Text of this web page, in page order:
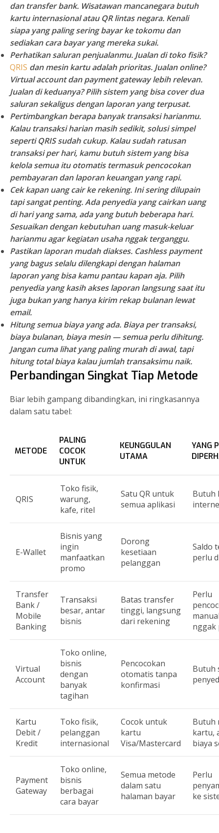
dan transfer bank. Wisatawan mancanegara butuh
kartu internasional atau QR lintas negara. Kenali
siapa yang paling sering bayar ke tokomu dan
sediakan cara bayar yang mereka sukai.
Perhatikan saluran penjualanmu. Jualan di toko fisik?
QRIS dan mesin kartu adalah prioritas. Jualan online?
Virtual account dan payment gateway lebih relevan.
Jualan di keduanya? Pilih sistem yang bisa cover dua
saluran sekaligus dengan laporan yang terpusat.
Pertimbangkan berapa banyak transaksi harianmu.
Kalau transaksi harian masih sedikit, solusi simpel
seperti QRIS sudah cukup. Kalau sudah ratusan
transaksi per hari, kamu butuh sistem yang bisa
kelola semua itu otomatis termasuk pencocokan
pembayaran dan laporan keuangan yang rapi.
Cek kapan uang cair ke rekening. Ini sering dilupain
tapi sangat penting. Ada penyedia yang cairkan uang
di hari yang sama, ada yang butuh beberapa hari.
Sesuaikan dengan kebutuhan uang masuk-keluar
harianmu agar kegiatan usaha nggak terganggu.
Pastikan laporan mudah diakses. Cashless payment
yang bagus selalu dilengkapi dengan halaman
laporan yang bisa kamu pantau kapan aja. Pilih
penyedia yang kasih akses laporan langsung saat itu
juga bukan yang hanya kirim rekap bulanan lewat
email.
Hitung semua biaya yang ada. Biaya per transaksi,
biaya bulanan, biaya mesin — semua perlu dihitung.
Jangan cuma lihat yang paling murah di awal, tapi
hitung total biaya kalau jumlah transaksimu naik.
Perbandingan Singkat Tiap Metode
Biar lebih gampang dibandingkan, ini ringkasannya
dalam satu tabel:
METODE
PALING
COCOK
UNTUK
KEUNGGULAN
UTAMA
YANG
QRIS
Toko fisik,
warung,
kafe, ritel
Satu QR untuk
semua aplikasi
Butuh
E-Wallet
Bisnis yang
ingin
manfaatkan
promo
Dorong
kesetiaan
pelanggan
Saldo
perlu
Transfer
Bank /
Mobile
Banking
Transaksi
besar, antar
bisnis
Batas transfer
tinggi, langsung
dari rekening
Perlu
nggak
Virtual
Account
Toko online,
bisnis
dengan
banyak
tagihan
Pencocokan
otomatis tanpa
konfirmasi
Butuh
Kartu
Debit /
Kredit
Toko fisik,
pelanggan
internasional
Cocok untuk
kartu
Visa/Mastercard
Butuh
kartu,
biaya
Payment
Gateway
Toko online,
bisnis
berbagai
cara bayar
Semua metode
dalam satu
halaman bayar
Perlu
ke